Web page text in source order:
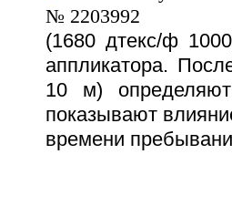
(1680 дтекс/ф
аппликатора.
10 м)
показывают
времени